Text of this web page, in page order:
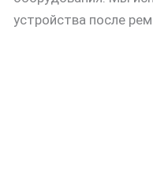
устройства после